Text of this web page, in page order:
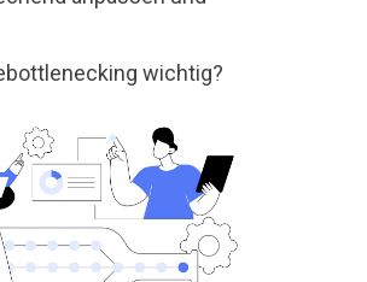
wichtig?